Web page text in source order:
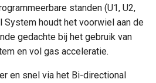
standen (U1, U2,
System houdt het voorwiel aan de
gedachte bij het gebruik van
en vol gas acceleratie.
en snel via het Bi-directional